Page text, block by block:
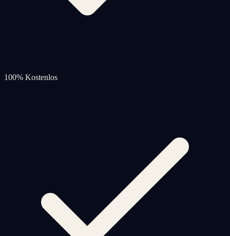
100% Kostenlos